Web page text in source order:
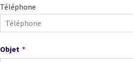
Téléphone
Objet
Objet